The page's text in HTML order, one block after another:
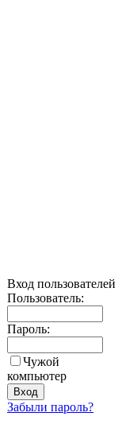
Вход пользователей
Пользователь:
Пароль:
Чужой
компьютер
Забыли пароль?